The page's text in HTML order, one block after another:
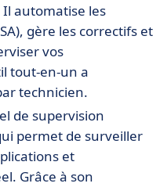
Il automatise les
gère les correctifs et
vos
tout-en-un a
technicien.
de supervision
permet de surveiller
et
Grâce à son